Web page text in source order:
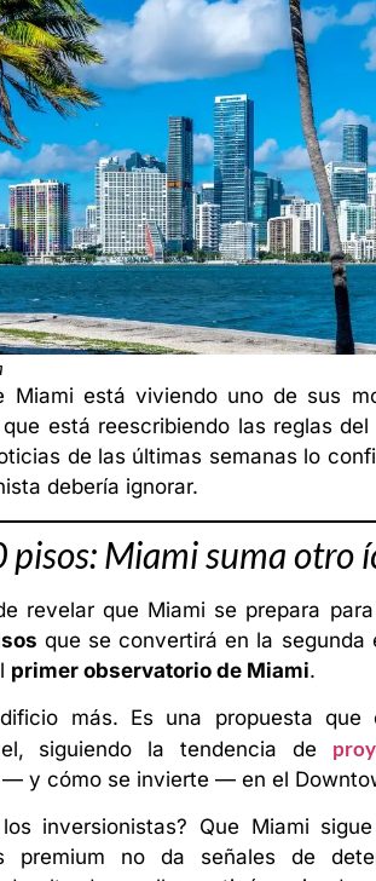
Miami está viviendo uno de sus
está reescribiendo las reglas
de las últimas semanas lo
debería ignorar.
Miami suma otro
revelar que Miami se prepara
que se convertirá en la
primer observatorio de Miami.
más. Es una propuesta que
siguiendo la tendencia de
y cómo se invierte — en el
inversionistas? Que Miami
premium no da señales de